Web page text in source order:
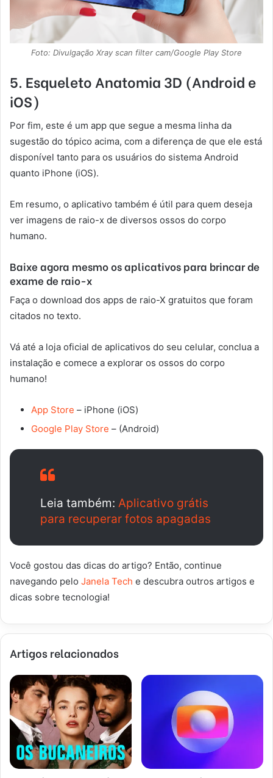
Foto: Divulgação Xray scan filter cam/Google Play Store
5. Esqueleto Anatomia 3D (Android e
iOS)
Por fim, este é um app que segue a mesma linha da
sugestão do tópico acima, com a diferença de que ele está
disponível tanto para os usuários do sistema Android
quanto iPhone (iOS).
Em resumo, o aplicativo também é útil para quem deseja
ver imagens de raio-x de diversos ossos do corpo
humano.
Baixe agora mesmo os aplicativos para brincar de
exame de raio-x
Faça o download dos apps de raio-X gratuitos que foram
citados no texto.
Vá até a loja oficial de aplicativos do seu celular, conclua a
instalação e comece a explorar os ossos do corpo
humano!
App Store – iPhone (iOS)
Google Play Store – (Android)
Leia também: Aplicativo grátis
para recuperar fotos apagadas
Você gostou das dicas do artigo? Então, continue
navegando pelo Janela Tech e descubra outros artigos e
dicas sobre tecnologia!
Artigos relacionados